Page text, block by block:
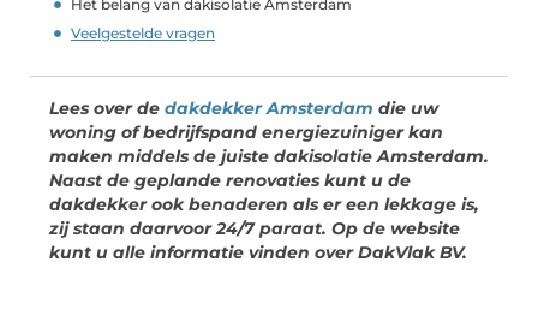
Het belang van dakisolatie Amsterdam
Veelgestelde vragen
Lees over de dakdekker Amsterdam die uw
woning of bedrijfspand energiezuiniger kan
maken middels de juiste dakisolatie Amsterdam.
Naast de geplande renovaties kunt u de
dakdekker ook benaderen als er een lekkage is,
zij staan daarvoor 24/7 paraat. Op de website
kunt u alle informatie vinden over DakVlak BV.